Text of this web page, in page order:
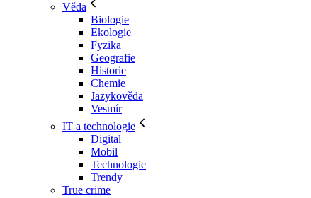
Věda
Biologie
Ekologie
Fyzika
Geografie
Historie
Chemie
Jazykověda
Vesmír
IT a technologie
Digital
Mobil
Technologie
Trendy
True crime